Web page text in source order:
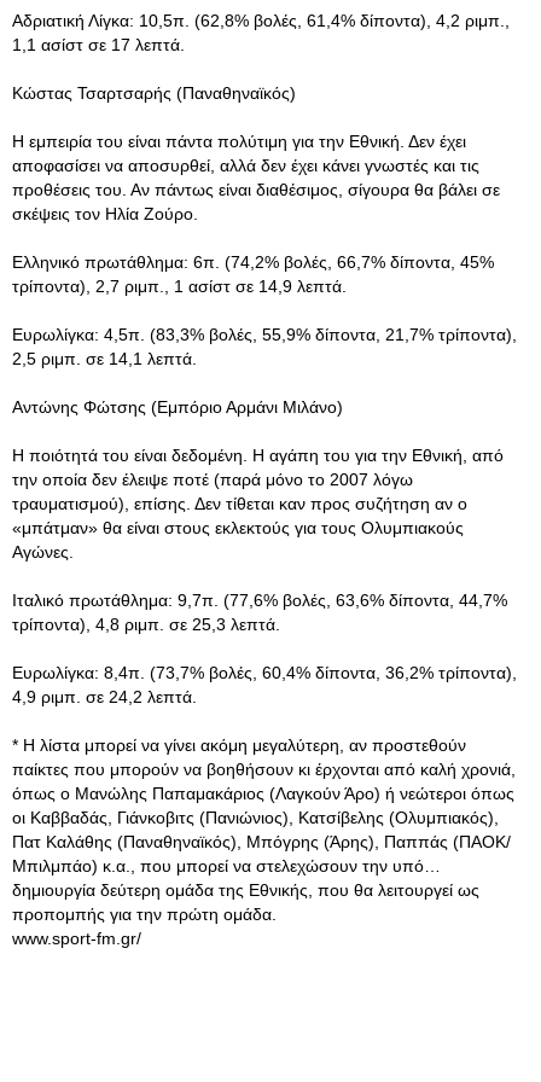
Αδριατική Λίγκα: 10,5π. (62,8% βολές, 61,4% δίποντα), 4,2 ριμπ.,
1,1 ασίστ σε 17 λεπτά.
Κώστας Τσαρτσαρής (Παναθηναϊκός)
Η εμπειρία του είναι πάντα πολύτιμη για την Εθνική. Δεν έχει
αποφασίσει να αποσυρθεί, αλλά δεν έχει κάνει γνωστές και τις
προθέσεις του. Αν πάντως είναι διαθέσιμος, σίγουρα θα βάλει σε
σκέψεις τον Ηλία Ζούρο.
Ελληνικό πρωτάθλημα: 6π. (74,2% βολές, 66,7% δίποντα, 45%
τρίποντα), 2,7 ριμπ., 1 ασίστ σε 14,9 λεπτά.
Ευρωλίγκα: 4,5π. (83,3% βολές, 55,9% δίποντα, 21,7% τρίποντα),
2,5 ριμπ. σε 14,1 λεπτά.
Αντώνης Φώτσης (Εμπόριο Αρμάνι Μιλάνο)
Η ποιότητά του είναι δεδομένη. Η αγάπη του για την Εθνική, από
την οποία δεν έλειψε ποτέ (παρά μόνο το 2007 λόγω
τραυματισμού), επίσης. Δεν τίθεται καν προς συζήτηση αν ο
«μπάτμαν» θα είναι στους εκλεκτούς για τους Ολυμπιακούς
Αγώνες.
Ιταλικό πρωτάθλημα: 9,7π. (77,6% βολές, 63,6% δίποντα, 44,7%
τρίποντα), 4,8 ριμπ. σε 25,3 λεπτά.
Ευρωλίγκα: 8,4π. (73,7% βολές, 60,4% δίποντα, 36,2% τρίποντα),
4,9 ριμπ. σε 24,2 λεπτά.
* Η λίστα μπορεί να γίνει ακόμη μεγαλύτερη, αν προστεθούν
παίκτες που μπορούν να βοηθήσουν κι έρχονται από καλή χρονιά,
όπως ο Μανώλης Παπαμακάριος (Λαγκούν Άρο) ή νεώτεροι όπως
οι Καββαδάς, Γιάνκοβιτς (Πανιώνιος), Κατσίβελης (Ολυμπιακός),
Πατ Καλάθης (Παναθηναϊκός), Μπόγρης (Άρης), Παππάς (ΠΑΟΚ/
Μπιλμπάο) κ.α., που μπορεί να στελεχώσουν την υπό…
δημιουργία δεύτερη ομάδα της Εθνικής, που θα λειτουργεί ως
προπομπής για την πρώτη ομάδα.
www.sport-fm.gr/